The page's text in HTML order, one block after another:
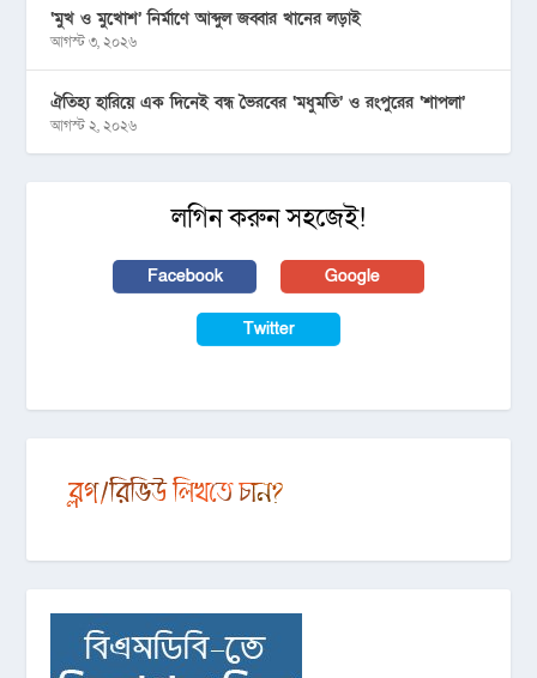
‘মুখ ও মুখোশ’ নির্মাণে আব্দুল জব্বার খানের লড়াই
আগস্ট ৩, ২০২৬
ঐতিহ্য হারিয়ে এক দিনেই বন্ধ ভৈরবের ‘মধুমতি’ ও রংপুরের ‘শাপলা’
আগস্ট ২, ২০২৬
লগিন করুন সহজেই!
Facebook Google
Twitter